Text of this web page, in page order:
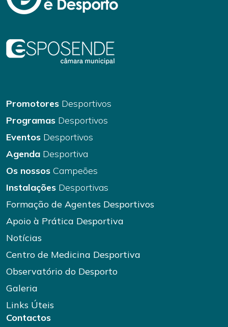
Promotores Desportivos
Programas Desportivos
Eventos Desportivos
Agenda Desportiva
Os nossos Campeões
Instalações Desportivas
Formação de Agentes Desportivos
Apoio à Prática Desportiva
Notícias
Centro de Medicina Desportiva
Observatório do Desporto
Galeria
Links Úteis
Contactos